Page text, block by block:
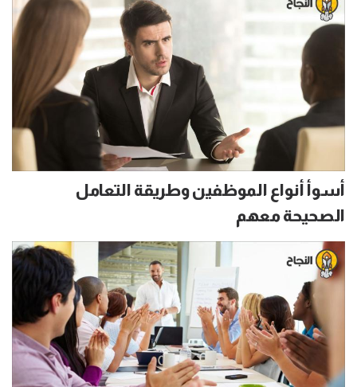
أسوأ أنواع الموظفين وطريقة التعامل
الصحيحة معهم